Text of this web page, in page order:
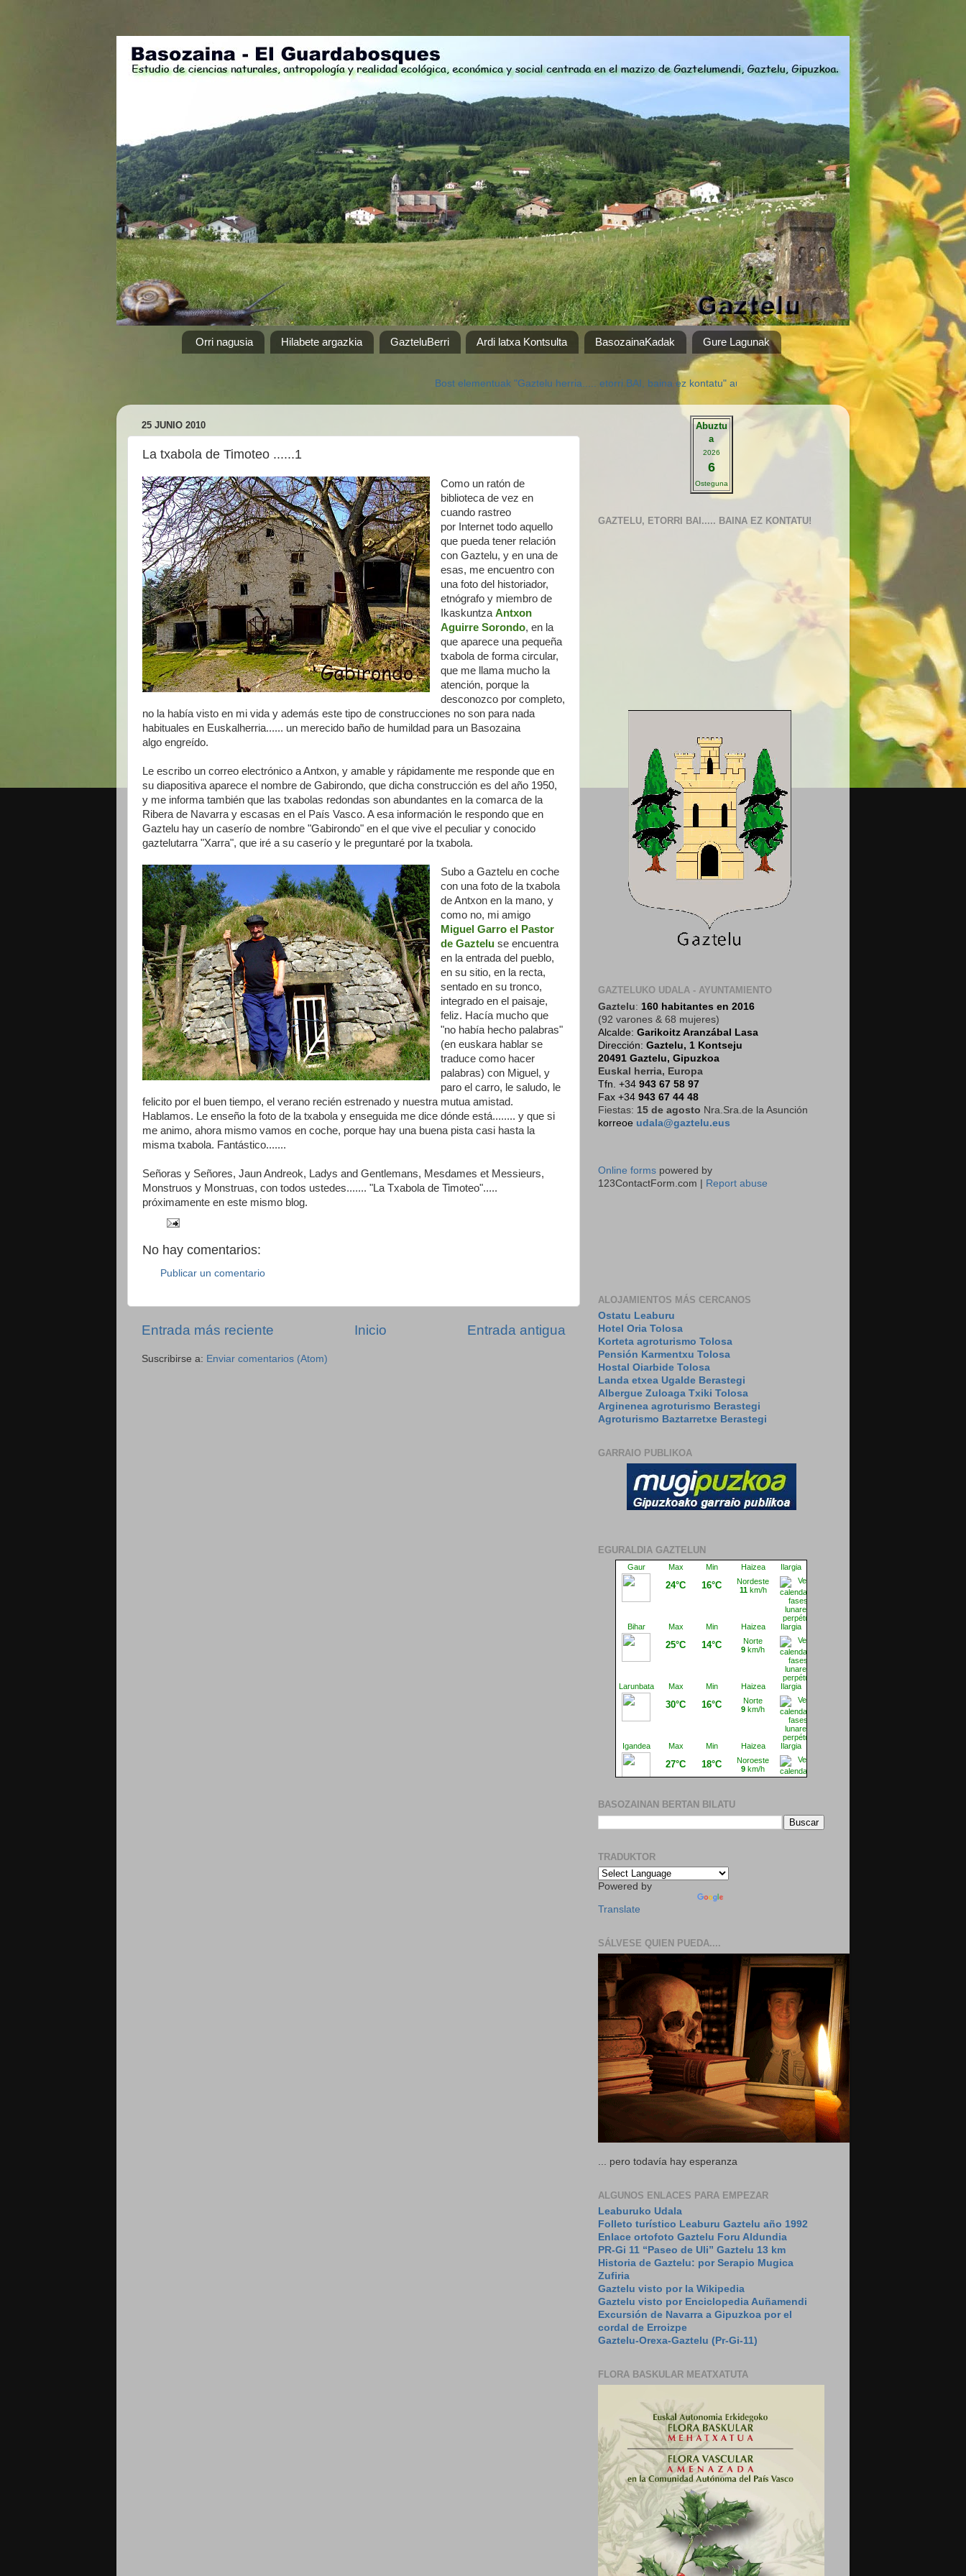
Orri nagusia Hilabete argazkia GazteluBerri Ardi latxa Kontsulta BasozainaKadak Gure Lagunak
Bost elementuak "Gaztelu herria..... etorri BAI, baina ez kontatu" audiobisuala musika "Alegria" Fito & Fitipaldis .... ikusteko KLIK
25 JUNIO 2010
La txabola de Timoteo ......1
Como un ratón de
biblioteca de vez en
cuando rastreo
por Internet todo aquello
que pueda tener relación
con Gaztelu, y en una de
esas, me encuentro con
una foto del historiador,
etnógrafo y miembro de
Ikaskuntza Antxon
Aguirre Sorondo, en la
que aparece una pequeña
txabola de forma circular,
que me llama mucho la
atención, porque la
desconozco por completo,
no la había visto en mi vida y además este tipo de construcciones no son para nada
habituales en Euskalherria...... un merecido baño de humildad para un Basozaina
algo engreído.
Le escribo un correo electrónico a Antxon, y amable y rápidamente me responde que en
su diapositiva aparece el nombre de Gabirondo, que dicha construcción es del año 1950,
y me informa también que las txabolas redondas son abundantes en la comarca de la
Ribera de Navarra y escasas en el País Vasco. A esa información le respondo que en
Gaztelu hay un caserío de nombre "Gabirondo" en el que vive el peculiar y conocido
gaztelutarra "Xarra", que iré a su caserío y le preguntaré por la txabola.
Subo a Gaztelu en coche
con una foto de la txabola
de Antxon en la mano, y
como no, mi amigo
Miguel Garro el Pastor
de Gazteluse encuentra
en la entrada del pueblo,
en su sitio, en la recta,
sentado en su tronco,
integrado en el paisaje,
feliz. Hacía mucho que
"no había hecho palabras"
(en euskara hablar se
traduce como hacer
palabras) con Miguel, y
paro el carro, le saludo, le
felicito por el buen tiempo, el verano recién estrenado y nuestra mutua amistad.
Hablamos. Le enseño la foto de la txabola y enseguida me dice dónde está........ y que si
me animo, ahora mismo vamos en coche, porque hay una buena pista casi hasta la
misma txabola. Fantástico.......
Señoras y Señores, Jaun Andreok, Ladys and Gentlemans, Mesdames et Messieurs,
Monstruos y Monstruas, con todos ustedes....... "La Txabola de Timoteo".....
próximamente en este mismo blog.
No hay comentarios:
Publicar un comentario
Entrada más reciente Entrada antigua
Inicio
Suscribirse a: Enviar comentarios (Atom)
Abuztu
a
2026
6
Osteguna
GAZTELU, ETORRI BAI..... BAINA EZ KONTATU!
GAZTELUKO UDALA - AYUNTAMIENTO
Gaztelu: 160 habitantes en 2016
(92 varones & 68 mujeres)
Alcalde: Garikoitz Aranzábal Lasa
Dirección: Gaztelu, 1 Kontseju
20491 Gaztelu, Gipuzkoa
Euskal herria, Europa
Tfn. +34 943 67 58 97
Fax +34 943 67 44 48
Fiestas: 15 de agosto Nra.Sra.de la Asunción
korreoe udala@gaztelu.eus
Online forms powered by
123ContactForm.com |
Report abuse
ALOJAMIENTOS MÁS CERCANOS
Ostatu Leaburu
Hotel Oria Tolosa
Korteta agroturismo Tolosa
Pensión Karmentxu Tolosa
Hostal Oiarbide Tolosa
Landa etxea Ugalde Berastegi
Albergue Zuloaga Txiki Tolosa
Arginenea agroturismo Berastegi
Agroturismo Baztarretxe Berastegi
GARRAIO PUBLIKOA
EGURALDIA GAZTELUN
BASOZAINAN BERTAN BILATU
TRADUKTOR
Powered by
Translate
SÁLVESE QUIEN PUEDA....
... pero todavía hay esperanza
ALGUNOS ENLACES PARA EMPEZAR
Leaburuko Udala
Folleto turístico Leaburu Gaztelu año 1992
Enlace ortofoto Gaztelu Foru Aldundia
PR-Gi 11 “Paseo de Uli” Gaztelu 13 km
Historia de Gaztelu: por Serapio Mugica
Zufiria
Gaztelu visto por la Wikipedia
Gaztelu visto por Enciclopedia Auñamendi
Excursión de Navarra a Gipuzkoa por el
cordal de Erroizpe
Gaztelu-Orexa-Gaztelu (Pr-Gi-11)
FLORA BASKULAR MEATXATUTA